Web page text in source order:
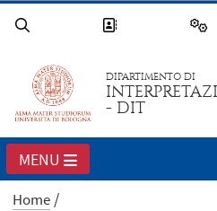
DIPARTIMENTO DI
- DIT
MENU
Home